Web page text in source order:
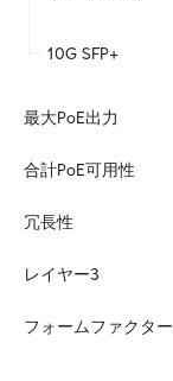
10G SFP+
最大PoE出力
合計PoE可用性
冗長性
レイヤー3
フォームファクター